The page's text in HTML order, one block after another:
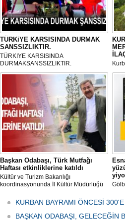
TÜRKiYE KARSISINDA DURMAK
SANSSIZLIKTIR.
TÜRKIYE KARSISINDA
DURMAKSANSSIZLIKTIR.
ve
her
Başkan Odabaşı, Türk Mutfağı
Haftası etkinliklerine katıldı
Kültür ve Turizm Bakanlığı
koordinasyonunda İl Kültür Müdürlüğü
Haftası" etkinlikleri Ankara'da devam
ediyor.
KURBAN BAYRAMI ÖNCESİ
BAŞKAN ODABAŞI, GELECEĞİN